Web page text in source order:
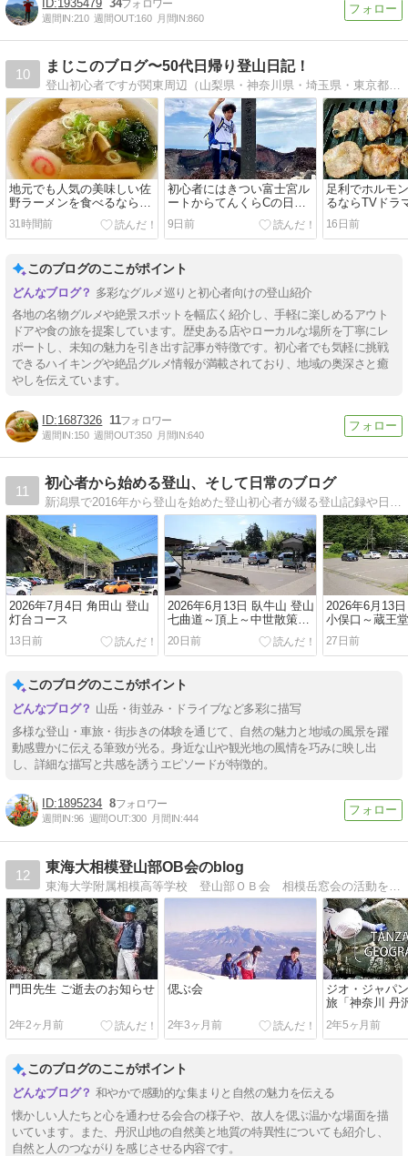
1935479 34
週間IN:210 週間OUT:160 月間IN:860
10
まじこのブログ〜50代日帰り登山日記！
登山初心者ですが関東周辺（山梨県・神奈川県・埼玉県・東京都）の山に挑戦中です。コース写真全公開解説中！しかも富士登山は毎年行っています。
地元でも人気の美味しい佐
野ラーメンを食べるならラ
ンキングが高い麺屋ようす
けがおすすめ！
31時間前
初心者にはきつい富士宮ル
ートからてんくらCの日帰
り富士登山に挑戦！
9日前
足利でホルモ
るならTVドラ
ード」で紹介
食堂が人気で
16日前
このブログのここがポイント
多彩なグルメ巡りと初心者向けの登山紹介
各地の名物グルメや絶景スポットを幅広く紹介し、手軽に楽しめるアウト
ドアや食の旅を提案しています。歴史ある店やローカルな場所を丁寧にレ
ポートし、未知の魅力を引き出す記事が特徴です。初心者でも気軽に挑戦
できるハイキングや絶品グルメ情報が満載されており、地域の奥深さと癒
やしを伝えています。
1687326 11
週間IN:150 週間OUT:350 月間IN:640
11
初心者から始める登山、そして日常のブログ
2026年7月4日 角田山 登山
灯台コース
13日前
2026年6月13日 臥牛山 登山
七曲道～頂上～中世散策コ
20日前
2026年6月13
小俣口～蔵王
27日前
このブログのここがポイント
山岳・街並み・ドライブなど多彩に描写
多様な登山・車旅・街歩きの体験を通じて、自然の魅力と地域の風景を躍
動感豊かに伝える筆致が光る。身近な山や観光地の風情を巧みに映し出
し、詳細な描写と共感を誘うエピソードが特徴的。
1895234 8
週間IN:96 週間OUT:300 月間IN:444
12
東海大相模登山部OB会のblog
門田先生 ご逝去のお知らせ
2年2ヶ月前
偲ぶ会
2年3ヶ月前
ジオ・ジャパ
旅「神奈川 丹
2年5ヶ月前
このブログのここがポイント
和やかで感動的な集まりと自然の魅力を伝える
懐かしい人たちと心を通わせる会合の様子や、故人を偲ぶ温かな場面を描
いています。また、丹沢山地の自然美と地質の特異性についても紹介し、
自然と人のつながりを感じさせる内容です。